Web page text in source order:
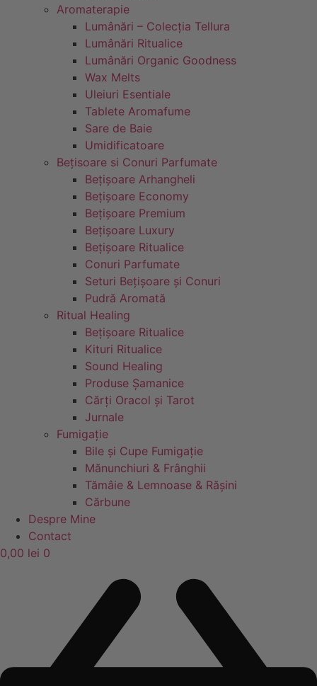
Aromaterapie
Lumânări – Colecția Tellura
Lumânări Ritualice
Lumânări Organic Goodness
Wax Melts
Uleiuri Esentiale
Tablete Aromafume
Sare de Baie
Umidificatoare
Bețisoare si Conuri Parfumate
Bețișoare Arhangheli
Bețișoare Economy
Bețișoare Premium
Bețișoare Luxury
Bețișoare Ritualice
Conuri Parfumate
Seturi Bețișoare și Conuri
Pudră Aromată
Ritual Healing
Bețișoare Ritualice
Kituri Ritualice
Sound Healing
Produse Șamanice
Cărți Oracol și Tarot
Jurnale
Fumigație
Bile și Cupe Fumigație
Mănunchiuri & Frânghii
Tămâie & Lemnoase & Rășini
Cărbune
Despre Mine
Contact
0,00 lei 0